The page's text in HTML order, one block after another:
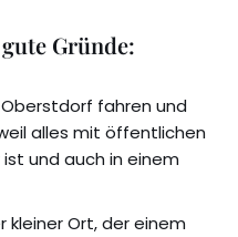
Gründe:
fahren und
alles mit öffentlichen
und auch in einem
Ort, der einem